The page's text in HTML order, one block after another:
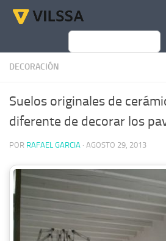
Saltar al contenido
Buscar
DECORACIÓN
Suelos originales de
diferente de decorar los
POR RAFAEL GARCIA · AGOSTO 29, 2013